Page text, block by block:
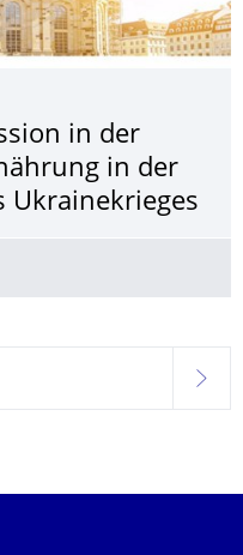
in der
in der
Ukrainekrieges
15, aktuell ausgewählt
weiter